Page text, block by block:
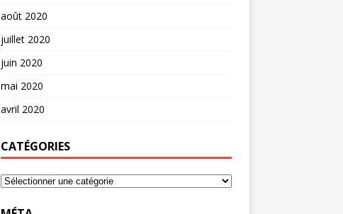
août 2020
juillet 2020
juin 2020
mai 2020
avril 2020
CATÉGORIES